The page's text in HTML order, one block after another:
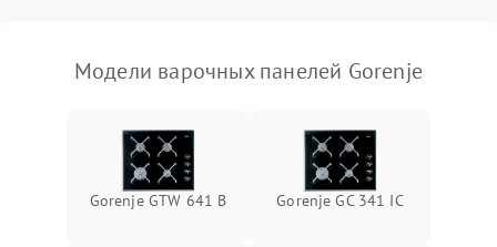
Модели варочных панелей Gorenje
Gorenje GTW 641 B Gorenje GC 341 IC